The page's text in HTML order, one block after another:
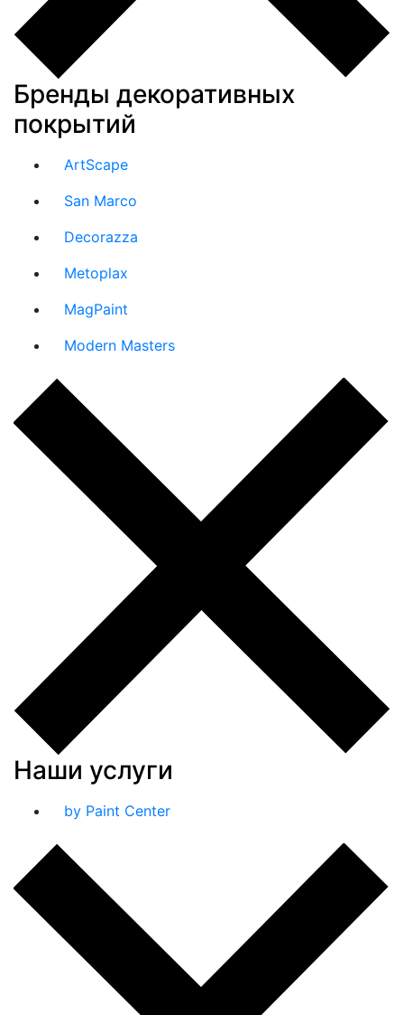
Бренды декоративных
покрытий
ArtScape
San Marco
Decorazza
Metoplax
MagPaint
Modern Masters
Наши услуги
by Paint Center